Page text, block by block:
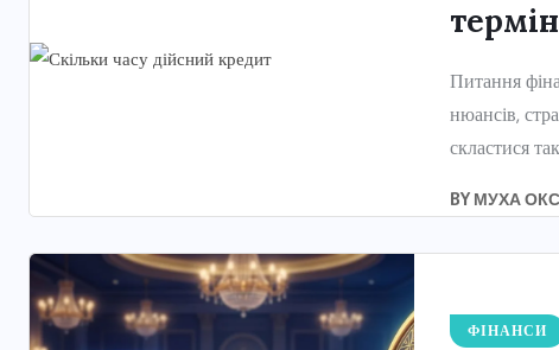
Питання
нюансів,
скластися
BY МУХА
ФІНАНСИ